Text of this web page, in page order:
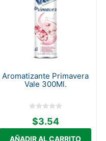
Aromatizante Primavera
Vale 300Ml.
$3.54